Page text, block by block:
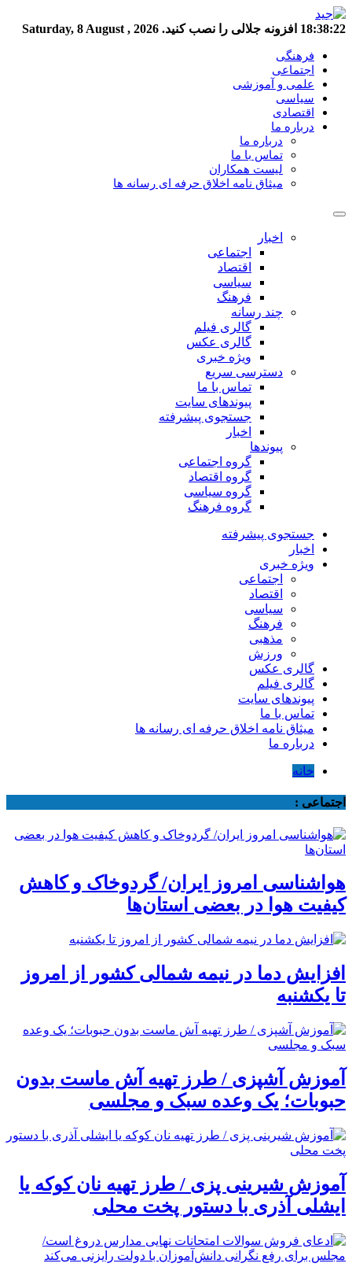
18:38:23 افزونه جلالی را نصب کنید. Saturday, 8 August , 2026
فرهنگی
اجتماعی
علمی و آموزشی
سیاسی
اقتصادی
درباره ما
درباره ما
تماس با ما
لیست همکاران
میثاق نامه اخلاق حرفه ای رسانه ها
اخبار
اجتماعی
اقتصاد
سیاسی
فرهنگ
چند رسانه
گالری فیلم
گالری عکس
ویژه خبری
دسترسی سریع
تماس با ما
پیوندهای سایت
جستجوی پیشرفته
اخبار
پیوندها
گروه اجتماعی
گروه اقتصاد
گروه سیاسی
گروه فرهنگ
جستجوی پیشرفته
اخبار
ویژه خبری
اجتماعی
اقتصاد
سیاسی
فرهنگ
مذهبی
ورزش
گالری عکس
گالری فیلم
پیوندهای سایت
تماس با ما
میثاق نامه اخلاق حرفه ای رسانه ها
درباره ما
خانه
اجتماعی :
هواشناسی امروز ایران/ گردوخاک و کاهش
کیفیت هوا در بعضی استان‌ها
افزایش دما در نیمه شمالی کشور از امروز
تا یکشنبه
آموزش آشپزی / طرز تهیه آش ماست بدون
حبوبات؛ یک وعده سبک و مجلسی
آموزش شیرینی پزی / طرز تهیه نان کوکه یا
ایشلی آذری با دستور پخت محلی